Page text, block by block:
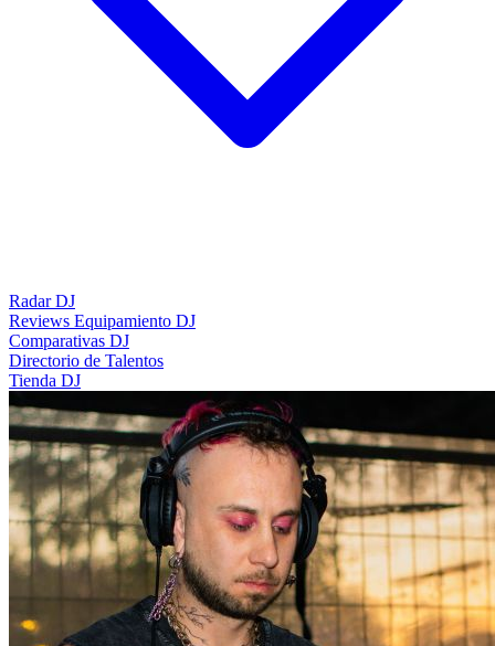
Radar DJ
Reviews Equipamiento DJ
Comparativas DJ
Directorio de Talentos
Tienda DJ